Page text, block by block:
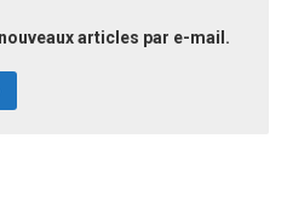
articles par e-mail.